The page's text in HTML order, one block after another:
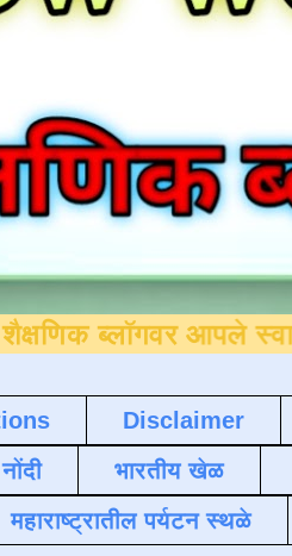
आपले स्वागत आहे ,
Disclaimer
भारतीय खेळ
महाराष्ट्रातील पर्यटन स्थळे